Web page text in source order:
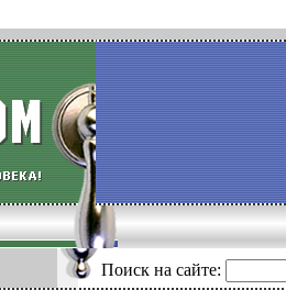
Поиск на сайте: